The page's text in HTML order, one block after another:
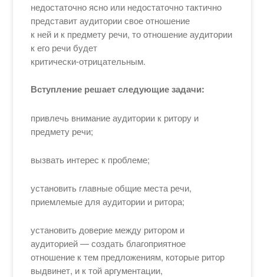
недостаточно ясно или недостаточно тактично
представит аудитории свое отношение
к ней и к предмету речи, то отношение аудитории
к его речи будет
критически-отрицательным.
Вступление решает следующие задачи:
привлечь внимание аудитории к ритору и
предмету речи;
вызвать интерес к проблеме;
установить главные общие места речи,
приемлемые для аудитории и ритора;
установить доверие между ритором и
аудиторией — создать благоприятное
отношение к тем предложениям, которые ритор
выдвинет, и к той аргументации,